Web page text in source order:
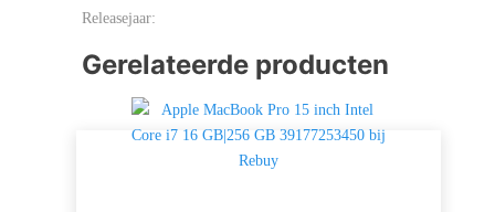
Releasejaar:
Gerelateerde producten